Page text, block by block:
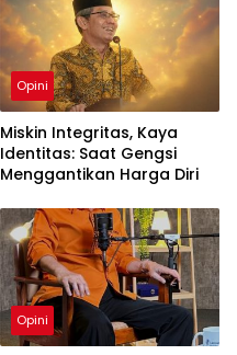
Opini
Miskin Integritas, Kaya
Identitas: Saat Gengsi
Menggantikan Harga Diri
Opini